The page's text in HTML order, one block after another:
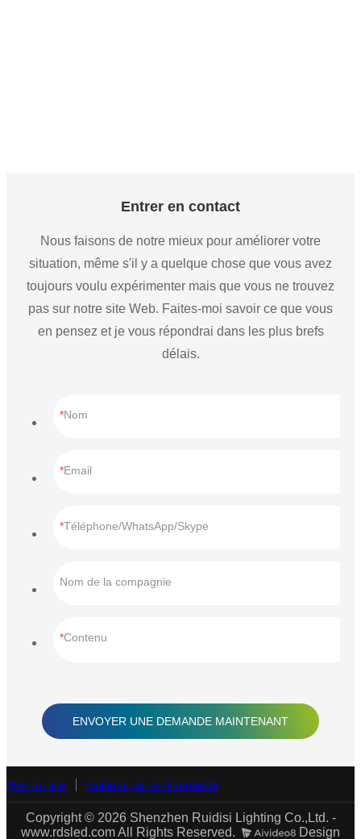
Entrer en contact
Nous faisons de notre mieux pour améliorer votre
situation, même s'il y a quelque chose que vous avez
toujours voulu expérimenter mais que vous ne trouvez
pas sur notre site Web. Faites-moi savoir ce que vous
en pensez et je vous répondrai dans les plus brefs
délais.
Nom
Email
Téléphone/WhatsApp/Skype
Nom de la compagnie
Contenu
ENVOYER UNE DEMANDE MAINTENANT
Plan du site politique de confidentialité
Copyright © 2026 Shenzhen Ruidisi Lighting Co.,Ltd. -
www.rdsled.com All Rights Reserved.
Design